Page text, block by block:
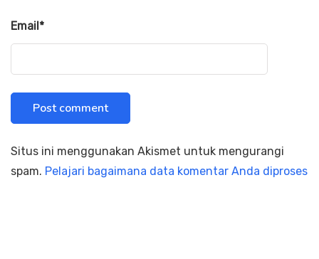
Email*
Situs ini menggunakan Akismet untuk mengurangi
spam. Pelajari bagaimana data komentar Anda diproses